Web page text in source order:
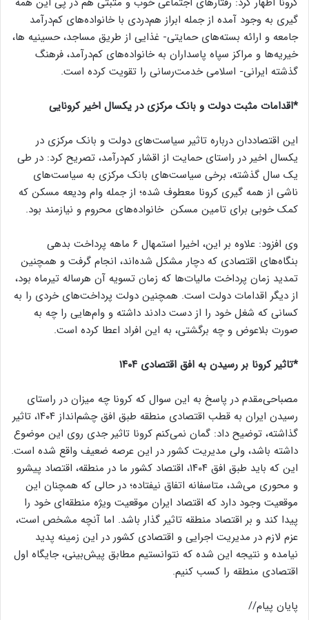
گیری به وجود آمده از جمله ابراز هم‌دردی با خانواده‌های کم‌درآمد
جامعه و ارائه بسته‌های حمایتی- غذایی از طریق مساجد، حسینیه ها،
خیریه‌ها و مراکز سپاه پاسداران به خانواده‌های کم‌درآمد، فرهنگ
گذشته ایرانی- اسلامی خدمت‌رسانی را تقویت کرده است.
*اقدامات مثبت دولت و بانک مرکزی در یکسال اخیر کرونایی
این اقتصاددان درباره تاثیر سیاست‌های دولت و بانک مرکزی در
یکسال اخیر در راستای حمایت از اقشار کم‌درآمد، تصریح کرد: در طی
یک سال گذشته، برخی سیاست‌های بانک مرکزی به سیاست‌های
ناشی از همه گیری کرونا معطوف شده؛ از جمله وام ودیعه مسکن که
کمک خوبی برای تامین مسکن خانواده‌های محروم و نیازمند بود.
وی افزود: علاوه بر این، اخیرا استمهال ۶ ماهه پرداخت بدهی
بنگاه‌های اقتصادی که دچار مشکل شده‌اند، انجام گرفت و همچنین
تمدید زمان پرداخت مالیات‌ها که زمان تسویه آن هرساله تیرماه بود،
از دیگر اقدامات دولت است. همچنین دولت پرداخت‌های خردی را به
کسانی که شغل خود را از دست دادند داشته و وام‌هایی را چه به
صورت بلاعوض و چه برگشتی، به این افراد اعطا کرده است.
*تاثیر کرونا بر رسیدن به افق اقتصادی ۱۴۰۴
مصباحی‌مقدم در پاسخ به این سوال که کرونا چه میزان در راستای
رسیدن ایران به قطب اقتصادی منطقه طبق افق چشم‌انداز ۱۴۰۴، تاثیر
گذاشته، توضیح داد: گمان نمی‌کنم کرونا تاثیر جدی روی این موضوع
داشته باشد، ولی مدیریت کشور در این عرصه ضعیف واقع شده است.
این که باید طبق افق ۱۴۰۴، اقتصاد کشور ما در منطقه، اقتصاد پیشرو
و محوری می‌شد، متاسفانه اتفاق نیفتاده؛ در حالی که همچنان این
موقعیت وجود دارد که اقتصاد ایران موقعیت ویژه منطقه‌ای خود را
پیدا کند و بر اقتصاد منطقه تاثیر گذار باشد. اما آنچه مشخص است،
عزم لازم در مدیریت اجرایی و اقتصادی کشور در این زمینه پدید
نیامده و نتیجه این شده که نتوانستیم مطابق پیش‌بینی، جایگاه اول
اقتصادی منطقه را کسب کنیم.
پایان پیام//